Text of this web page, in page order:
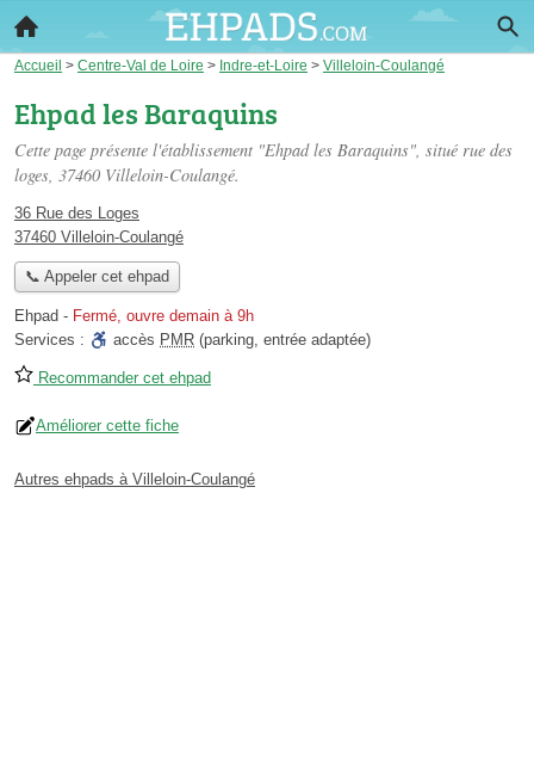
Accueil > Centre-Val de Loire > Indre-et-Loire > Villeloin-Coulangé
Ehpad les Baraquins
Cette page présente l'établissement "Ehpad les Baraquins", situé rue des
loges, 37460 Villeloin-Coulangé.
36 Rue des Loges
37460 Villeloin-Coulangé
📞 Appeler cet ehpad
Ehpad - Fermé, ouvre demain à 9h
Services :
accès PMR (parking, entrée adaptée)
Recommander cet ehpad
Améliorer cette fiche
Autres ehpads à Villeloin-Coulangé